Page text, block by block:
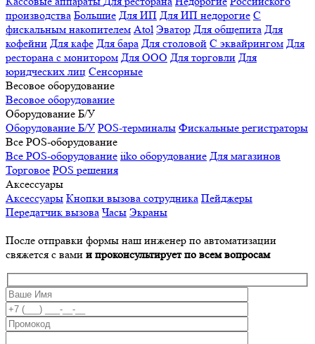
производства Большие Для ИП Для ИП недорогие С
фискальным накопителем Atol Эватор Для общепита Для
кофейни Для кафе Для бара Для столовой С эквайрингом Для
ресторана с монитором Для ООО Для торговли Для
юридческих лиц Сенсорные
Весовое оборудование
Весовое оборудование
Оборудование Б/У
Оборудование Б/У POS-терминалы Фискальные регистраторы
Все POS-оборудование
Все POS-оборудование iiko оборудование Для магазинов
Торговое POS решения
Аксессуары
Аксессуары Кнопки вызова сотрудника Пейджеры
Передатчик вызова Часы Экраны
После отправки формы наш инженер по автоматизации
свяжется с вами и проконсультирует по всем вопросам